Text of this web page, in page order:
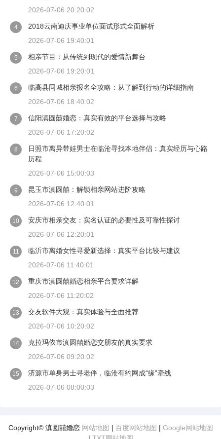
2026-07-06 20:20:02
4
2018云南迪庆事业单位面试形式全面解析
2026-07-06 19:40:01
5
相亲节目：从传统到现代的爱情新舞台
2026-07-06 19:20:01
6
临高县同城相亲报名全攻略：从了解到行动的详细指南
2026-07-06 18:40:02
7
信阳滇圆囍婚恋：真实有效的平台选择与攻略
2026-07-06 17:20:02
8
日照市离异带娃男士在临沧寻找本地伴侣：真实经历与心路
历程
2026-07-06 15:00:03
9
昆玉市滇圆囍：解锁相亲网站进阶攻略
2026-07-06 12:40:01
10
安庆市相亲交友：实名认证的必要性及可靠性探讨
2026-07-06 12:20:01
11
临沂市离婚女性寻爱新选择：真实平台比较与建议
2026-07-06 11:40:01
12
重庆市滇圆囍婚恋相亲平台要求详解
2026-07-06 11:20:02
13
交友软件大观：真实体验与全面推荐
2026-07-06 10:20:02
14
克拉玛依市滇圆囍婚恋交朋友的真实要求
2026-07-06 09:20:02
15
济源市单身男士寻老伴，临沧有约网成“缘”牵线
2026-07-06 08:00:03
Copyright© 滇圆囍婚恋 网站地图 | 百度网站地图 | Google网站地图